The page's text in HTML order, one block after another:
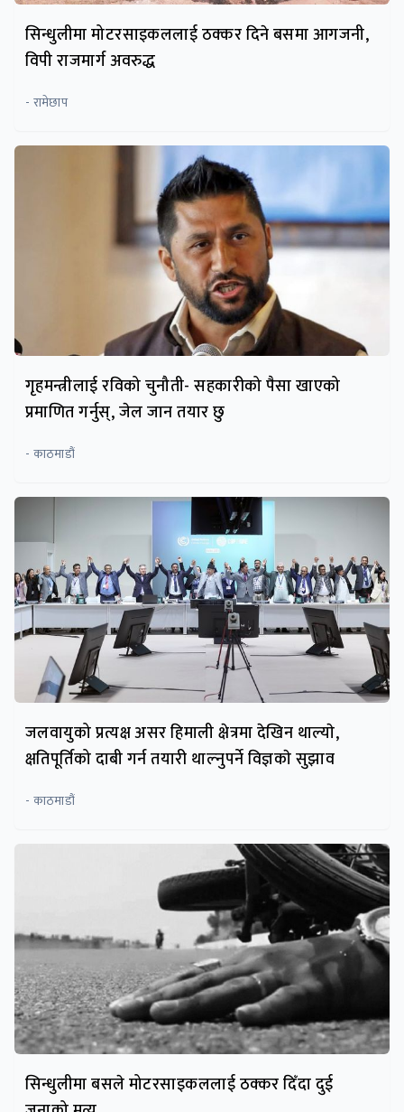
सिन्धुलीमा मोटरसाइकललाई ठक्कर दिने बसमा आगजनी,
विपी राजमार्ग अवरुद्ध
- रामेछाप
गृहमन्त्रीलाई रविको चुनौती- सहकारीको पैसा खाएको
प्रमाणित गर्नुस्, जेल जान तयार छु
- काठमाडौं
जलवायुको प्रत्यक्ष असर हिमाली क्षेत्रमा देखिन थाल्याे,
क्षतिपूर्तिको दाबी गर्न तयारी थाल्नुपर्ने विज्ञकाे सुझाव
- काठमाडौं
सिन्धुलीमा बसले मोटरसाइकललाई ठक्कर दिँदा दुई